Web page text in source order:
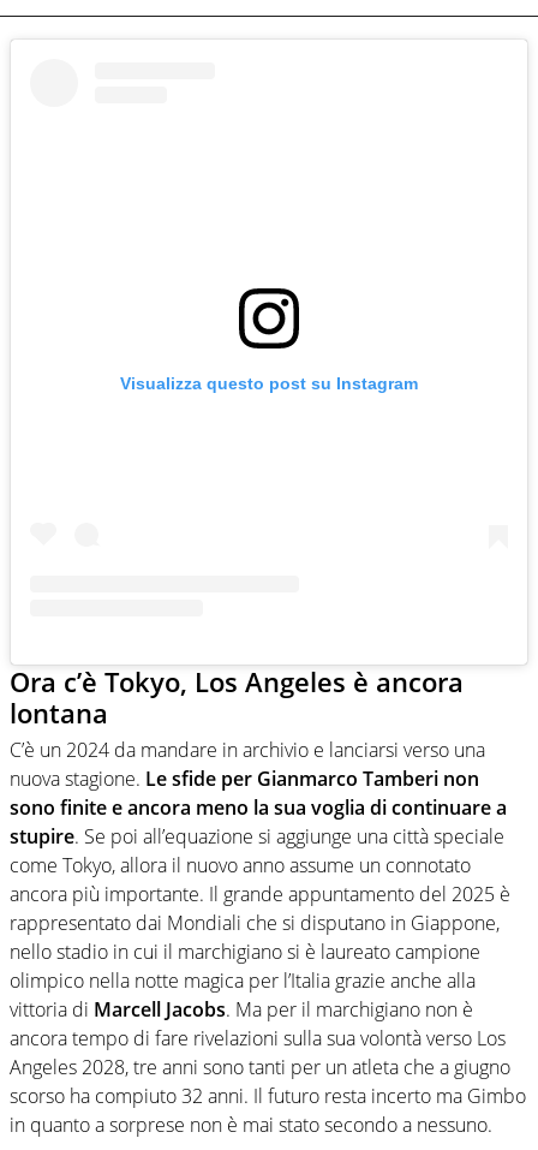
Visualizza questo post su Instagram
Ora c’è Tokyo, Los Angeles è ancora
lontana
C’è un 2024 da mandare in archivio e lanciarsi verso una
nuova stagione. Le sfide per Gianmarco Tamberi non
sono finite e ancora meno la sua voglia di continuare a
stupire. Se poi all’equazione si aggiunge una città speciale
come Tokyo, allora il nuovo anno assume un connotato
ancora più importante. Il grande appuntamento del 2025 è
rappresentato dai Mondiali che si disputano in Giappone,
nello stadio in cui il marchigiano si è laureato campione
olimpico nella notte magica per l’Italia grazie anche alla
vittoria di Marcell Jacobs. Ma per il marchigiano non è
ancora tempo di fare rivelazioni sulla sua volontà verso Los
Angeles 2028, tre anni sono tanti per un atleta che a giugno
scorso ha compiuto 32 anni. Il futuro resta incerto ma Gimbo
in quanto a sorprese non è mai stato secondo a nessuno.